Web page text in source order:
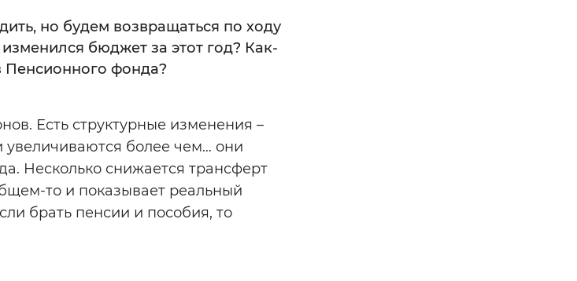
но будем возвращаться по ходу
бюджет за этот год? Как-
Пенсионного фонда?
Есть структурные изменения –
более чем… они
Несколько снижается трансферт
то и показывает реальный
брать пенсии и пособия, то